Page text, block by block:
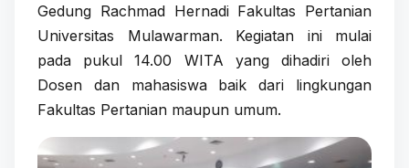
Gedung Rachmad Hernadi Fakultas Pertanian
Universitas Mulawarman. Kegiatan ini mulai
pada pukul 14.00 WITA yang dihadiri oleh
Dosen dan mahasiswa baik dari lingkungan
Fakultas Pertanian maupun umum.